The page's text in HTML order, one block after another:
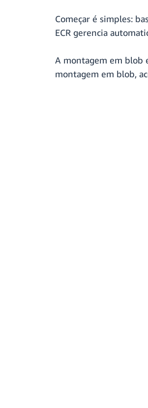
Começar é simples:
ECR gerencia
A montagem em blob
montagem em blob,